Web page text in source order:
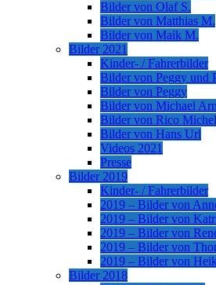
Bilder von Olaf S.
Bilder von Matthias M.
Bilder von Maik M.
Bilder 2021
Kinder- / Fahrerbilder
Bilder von Peggy und
Bilder von Peggy
Bilder von Michael
Bilder von Rico Michel
Bilder von Hans Url
Videos 2021
Presse
Bilder 2019
Kinder- / Fahrerbilder
2019 – Bilder von
2019 – Bilder von
2019 – Bilder von
2019 – Bilder von
2019 – Bilder von
Bilder 2018